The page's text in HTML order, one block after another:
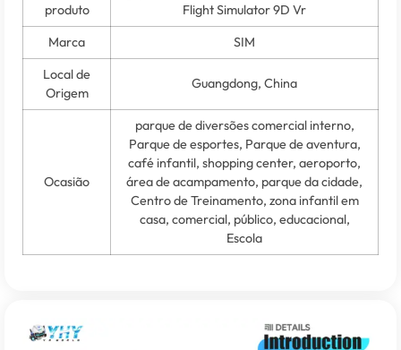
produto
Flight Simulator 9D Vr
Marca
SIM
Local de
Origem
Guangdong, China
Ocasião
parque de diversões comercial interno,
Parque de esportes, Parque de aventura,
café infantil, shopping center, aeroporto,
área de acampamento, parque da cidade,
Centro de Treinamento, zona infantil em
casa, comercial, público, educacional,
Escola